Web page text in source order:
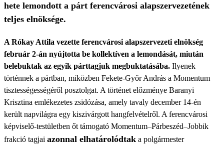
hete lemondott a párt ferencvárosi alapszervezetének
teljes elnöksége.
A Rókay Attila vezette ferencvárosi alapszervezeti elnökség
február 2-án nyújtotta be kollektíven a lemondását, miután
belebuktak az egyik párttagjuk megbuktatásába. Ilyenek
történnek a pártban, miközben Fekete-Győr András a Momentum
tisztességességéről posztolgat. A történet előzménye Baranyi
Krisztina emlékezetes zsidózása, amely tavaly december 14-én
került napvilágra egy kiszivárgott hangfelvételről. A ferencvárosi
képviselő-testületben őt támogató Momentum–Párbeszéd–Jobbik
frakció tagjai azonnal elhatárolódtak a polgármester